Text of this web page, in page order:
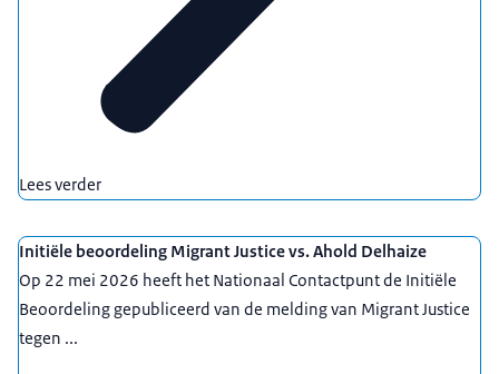
Lees verder
Initiële beoordeling Migrant Justice vs. Ahold Delhaize
Op 22 mei 2026 heeft het Nationaal Contactpunt de Initiële
Beoordeling gepubliceerd van de melding van Migrant Justice
tegen ...